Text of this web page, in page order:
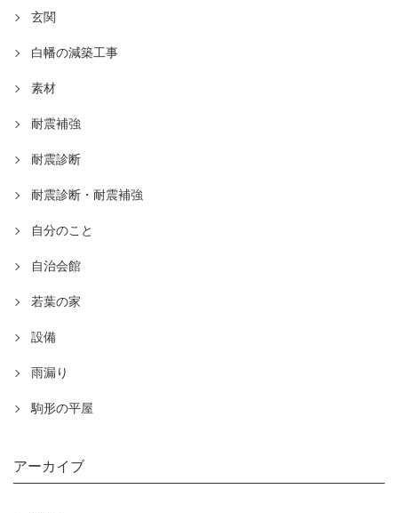
玄関
白幡の減築工事
素材
耐震補強
耐震診断
耐震診断・耐震補強
自分のこと
自治会館
若葉の家
設備
雨漏り
駒形の平屋
アーカイブ